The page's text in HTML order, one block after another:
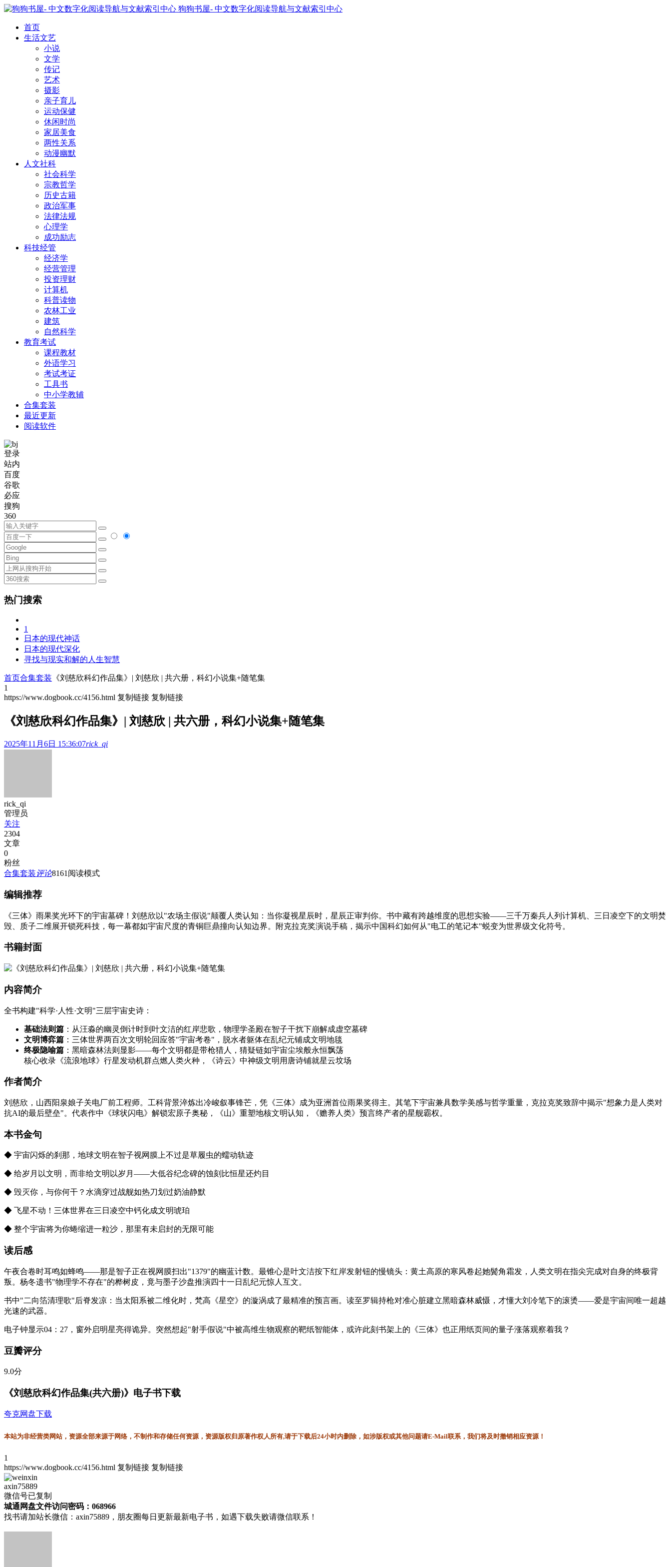
狗狗书屋- 中文数字化阅读导航与文献索引中心
首页
生活文艺
小说
文学
传记
艺术
摄影
亲子育儿
运动保健
休闲时尚
家居美食
两性关系
动漫幽默
人文社科
社会科学
宗教哲学
历史古籍
政治军事
法律法规
心理学
成功励志
科技经管
经济学
经营管理
投资理财
计算机
科普读物
农林工业
建筑
自然科学
教育考试
课程教材
外语学习
考试考证
工具书
中小学教辅
合集套装
最近更新
阅读软件
登录
站内
百度
谷歌
必应
搜狗
360
热门搜索
1
日本的现代神话
日本的现代深化
寻找与现实和解的人生智慧
首页合集套装 《刘慈欣科幻作品集》| 刘慈欣 | 共六册，科幻小说集+随笔集
1
https://www.dogbook.cc/4156.html 复制链接 复制链接
《刘慈欣科幻作品集》| 刘慈欣 | 共六册，科幻小说集+随笔集
2025年11月6日 15:36:07rick_qi
rick_qi
管理员
关注
2304
文章
0
粉丝
合集套装评论8161 阅读模式
编辑推荐
《三体》雨果奖光环下的宇宙墓碑！刘慈欣以"农场主假说"颠覆人类认知：当你凝视星辰时，星辰正审判你。书中藏有跨越维度的思想实验——三千万秦兵人列计算机、三日凌空下的文明焚
毁、质子二维展开锁死科技，每一幕都如宇宙尺度的青铜巨鼎撞向认知边界。附克拉克奖演说手稿，揭示中国科幻如何从"电工的笔记本"蜕变为世界级文化符号。
书籍封面
内容简介
全书构建"科学·人性·文明"三层宇宙史诗：
基础法则篇 ：从汪淼的幽灵倒计时到叶文洁的红岸悲歌，物理学圣殿在智子干扰下崩解成虚空墓碑
文明博弈篇 ：三体世界两百次文明轮回应答"宇宙考卷"，脱水者躯体在乱纪元铺成文明地毯
终极隐喻篇 ：黑暗森林法则显影——每个文明都是带枪猎人，猜疑链如宇宙尘埃般永恒飘荡
核心收录《流浪地球》行星发动机群点燃人类火种，《诗云》中神级文明用唐诗铺就星云坟场
作者简介
刘慈欣，山西阳泉娘子关电厂前工程师。工科背景淬炼出冷峻叙事锋芒，凭《三体》成为亚洲首位雨果奖得主。其笔下宇宙兼具数学美感与哲学重量，克拉克奖致辞中揭示"想象力是人类对
抗AI的最后壁垒"。代表作中《球状闪电》解锁宏原子奥秘，《山》重塑地核文明认知，《赡养人类》预言终产者的星舰霸权。
本书金句
◆ 宇宙闪烁的刹那，地球文明在智子视网膜上不过是草履虫的蠕动轨迹
◆ 给岁月以文明，而非给文明以岁月——大低谷纪念碑的蚀刻比恒星还灼目
◆ 毁灭你，与你何干？水滴穿过战舰如热刀划过奶油静默
◆ 飞星不动！三体世界在三日凌空中钙化成文明琥珀
◆ 整个宇宙将为你蜷缩进一粒沙，那里有未启封的无限可能
读后感
午夜合卷时耳鸣如蜂鸣——那是智子正在视网膜扫出"1379"的幽蓝计数。最锥心是叶文洁按下红岸发射钮的慢镜头：黄土高原的寒风卷起她鬓角霜发，人类文明在指尖完成对自身的终极背
叛。杨冬遗书"物理学不存在"的桦树皮，竟与墨子沙盘推演四十一日乱纪元惊人互文。
书中"二向箔清理歌"后脊发凉：当太阳系被二维化时，梵高《星空》的漩涡成了最精准的预言画。读至罗辑持枪对准心脏建立黑暗森林威慑，才懂大刘冷笔下的滚烫——爱是宇宙间唯一超越
光速的武器。
电子钟显示04：27，窗外启明星亮得诡异。突然想起"射手假说"中被高维生物观察的靶纸智能体，或许此刻书架上的《三体》也正用纸页间的量子涨落观察着我？
豆瓣评分
9.0分
《刘慈欣科幻作品集(共六册)》电子书下载
夸克网盘下载
本站为非经营类网站，资源全部来源于网络，不制作和存储任何资源，资源版权归原著作权人所有,请于下载后24小时内删除，如涉版权或其他问题请E-Mail联系，我们将及时撤销相应资源！
1
https://www.dogbook.cc/4156.html 复制链接 复制链接
axin75889
微信号已复制
城通网盘文件访问密码：068966
找书请加站长微信：axin75889，朋友圈每日更新最新电子书，如遇下载失败请微信联系！